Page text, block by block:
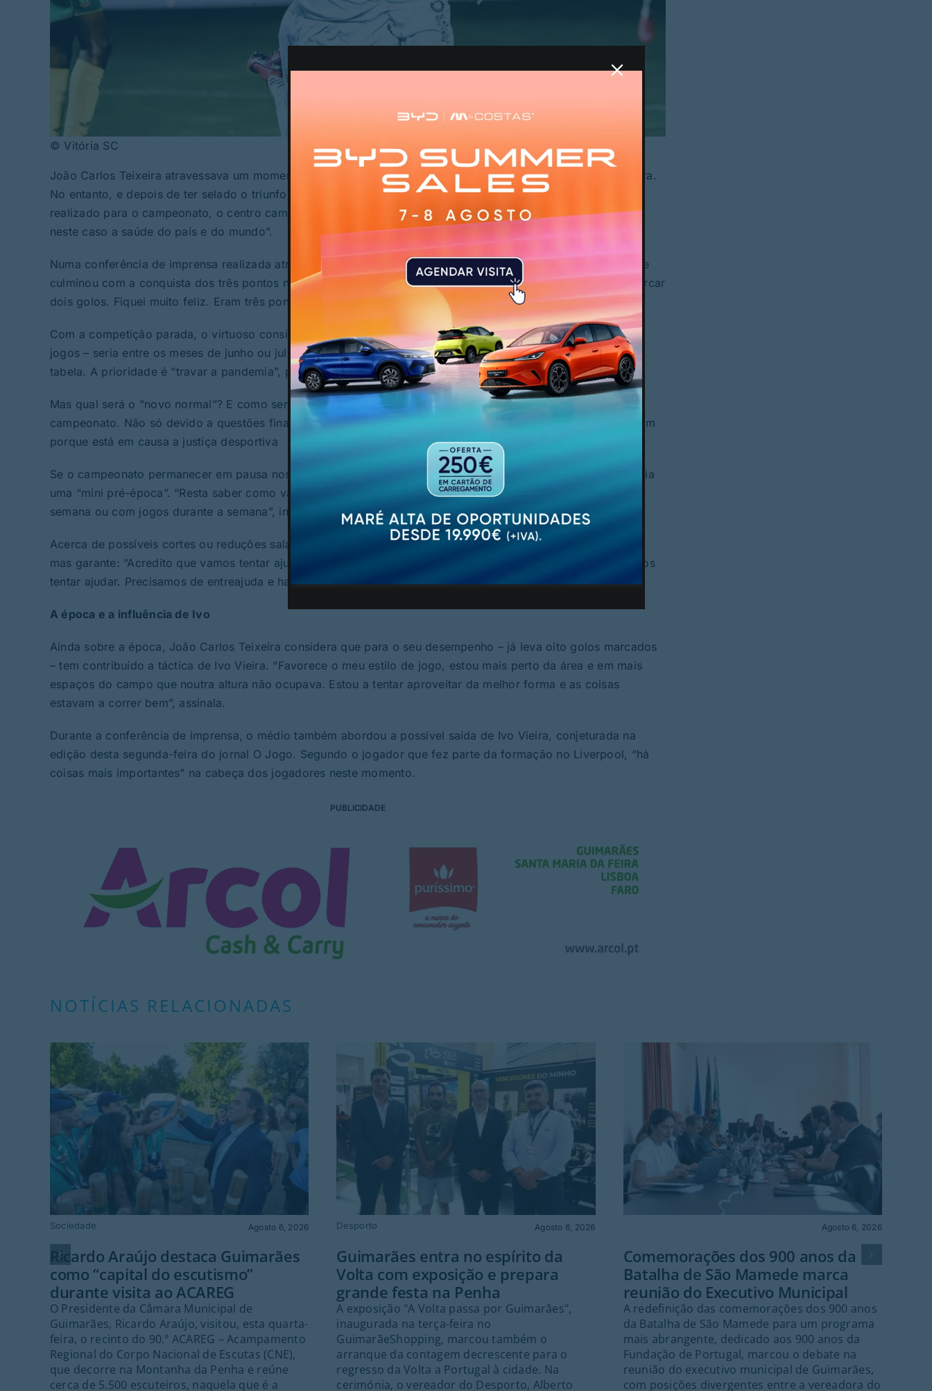
© Vitória SC
João Carlos Teixeira atravessava um momento de forma positivo e estava a fazer a “melhor época” da carreira.
No entanto, e depois de ter selado o triunfo do Vitória em Paços de Ferreira, naquele que foi o último jogo
realizado para o campeonato, o centro campista é contundente: “Há coisas mais importantes do que a época,
neste caso a saúde do país e do mundo”.
Numa conferência de imprensa realizada através da internet, João Carlos Teixeira recordou o último jogo, que
culminou com a conquista dos três pontos na Mata Real: “Nunca me tinha acontecido entrar ao intervalo e marcar
dois golos. Fiquei muito feliz. Eram três pontos muito importantes para nós.
Com a competição parada, o virtuoso considera que “uma boa data para regressar” – “à vida normal” e aos
jogos – seria entre os meses de junho ou julho. Por enquanto, não há adversário nem lugares para escalar na
tabela. A prioridade é “travar a pandemia”, para voltar à normalidade “o mais rápido possível”.
Mas qual será o “novo normal”? E como será concluída a época? Para o médio, “é importante” terminar o
campeonato. Não só devido a questões financeiras, que podem colocar os clubes em dificuldade, mas também
porque está em causa a justiça desportiva
Se o campeonato permanecer em pausa nos próximos meses, será, na ótica do jogador de 27 anos, necessária
uma “mini pré-época”. “Resta saber como vamos jogar os últimos dez jogos. Se fim de semana em fim de
semana ou com jogos durante a semana”, indicou, acrescentando que esta será “uma questão para a Liga”.
Acerca de possíveis cortes ou reduções salariais, João Carlos Teixeira diz que ainda “não houve informação”,
mas garante: “Acredito que vamos tentar ajudar o clube e a instituição. Não vamos ser nós o problema e vamos
tentar ajudar. Precisamos de entreajuda e harmonia para que as coisas não sejam piores do que o que são”.
A época e a influência de Ivo
Ainda sobre a época, João Carlos Teixeira considera que para o seu desempenho – já leva oito golos marcados
– tem contribuído a táctica de Ivo Vieira. “Favorece o meu estilo de jogo, estou mais perto da área e em mais
espaços do campo que noutra altura não ocupava. Estou a tentar aproveitar da melhor forma e as coisas
estavam a correr bem”, assinala.
Durante a conferência de imprensa, o médio também abordou a possível saída de Ivo Vieira, conjeturada na
edição desta segunda-feira do jornal O Jogo. Segundo o jogador que fez parte da formação no Liverpool, “há
coisas mais importantes” na cabeça dos jogadores neste momento.
PUBLICIDADE
NOTÍCIAS RELACIONADAS
Sociedade Agosto 6, 2026
Ricardo Araújo destaca Guimarães
como “capital do escutismo”
durante visita ao ACAREG
O Presidente da Câmara Municipal de
Guimarães, Ricardo Araújo, visitou, esta quarta-
feira, o recinto do 90.º ACAREG – Acampamento
Regional do Corpo Nacional de Escutas (CNE),
que decorre na Montanha da Penha e reúne
cerca de 5.500 escuteiros, naquela que é a
Desporto Agosto 6, 2026
Guimarães entra no espírito da
Volta com exposição e prepara
grande festa na Penha
A exposição "A Volta passa por Guimarães",
inaugurada na terça-feira no
GuimarãeShopping, marcou também o
arranque da contagem decrescente para o
regresso da Volta a Portugal à cidade. Na
cerimónia, o vereador do Desporto, Alberto
Agosto 6, 2026
Comemorações dos 900 anos da
Batalha de São Mamede marca
reunião do Executivo Municipal
A redefinição das comemorações dos 900 anos
da Batalha de São Mamede para um programa
mais abrangente, dedicado aos 900 anos da
Fundação de Portugal, marcou o debate na
reunião do executivo municipal de Guimarães,
com posições divergentes entre a vereadora do